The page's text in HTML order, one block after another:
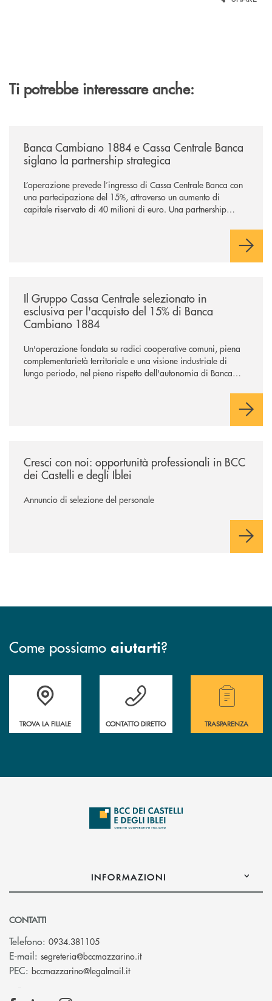
Ti potrebbe interessare anche:
Banca Cambiano 1884 e Cassa Centrale Banca
siglano la partnership strategica
L’operazione prevede l’ingresso di Cassa Centrale Banca con
una partecipazione del 15%, attraverso un aumento di
capitale riservato di 40 milioni di euro. Una partnership
comuni e sulla prossimità ai territori, per ampliare l’offerta e
Il Gruppo Cassa Centrale selezionato in
esclusiva per l'acquisto del 15% di Banca
Cambiano 1884
Un'operazione fondata su radici cooperative comuni, piena
complementarietà territoriale e una visione industriale di
lungo periodo, nel pieno rispetto dell'autonomia di Banca
negoziazione esclusiva per la finalizzazione dell’operazione.
Cresci con noi: opportunità professionali in BCC
dei Castelli e degli Iblei
Annuncio di selezione del personale
Come possiamo aiutarti?
Accedi all' elenco completo delle filiali .
TROVA LA FILIALE
Hai bisogno di assistenza immediata?
CONTATTO DIRETTO
Hai bisogno di
TRASPARENZA
INFORMAZIONI
CONTATTI
Telefono: 0934.381105
E-mail: segreteria@bccmazzarino.it(si apre l’app di posta
PEC: bccmazzarino@legalmail.it(si apre l’app di posta elettronica)